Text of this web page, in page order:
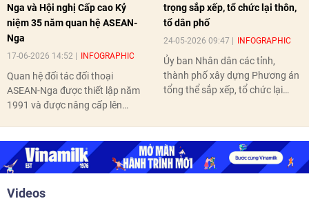
Nga và Hội nghị Cấp cao Kỷ
niệm 35 năm quan hệ ASEAN-
Nga
17-06-2026 14:52 INFOGRAPHIC
Quan hệ đối tác đối thoại
ASEAN-Nga được thiết lập năm
1991 và được nâng cấp lên
nghị Cấp cao vào các năm 2005,
2010, 2016, 2018, 2021.
trọng sắp xếp, tổ chức lại thôn,
tổ dân phố
24-05-2026 09:47 INFOGRAPHIC
Ủy ban Nhân dân các tỉnh,
thành phố xây dựng Phương án
tổng thể sắp xếp, tổ chức lại
Videos